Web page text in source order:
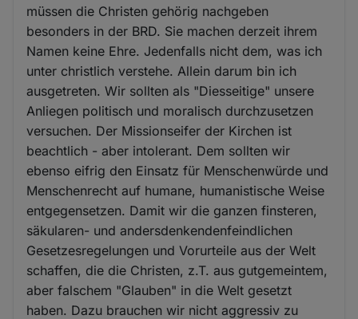
müssen die Christen gehörig nachgeben
besonders in der BRD. Sie machen derzeit ihrem
Namen keine Ehre. Jedenfalls nicht dem, was ich
unter christlich verstehe. Allein darum bin ich
ausgetreten. Wir sollten als "Diesseitige" unsere
Anliegen politisch und moralisch durchzusetzen
versuchen. Der Missionseifer der Kirchen ist
beachtlich - aber intolerant. Dem sollten wir
ebenso eifrig den Einsatz für Menschenwürde und
Menschenrecht auf humane, humanistische Weise
entgegensetzen. Damit wir die ganzen finsteren,
säkularen- und andersdenkendenfeindlichen
Gesetzesregelungen und Vorurteile aus der Welt
schaffen, die die Christen, z.T. aus gutgemeintem,
aber falschem "Glauben" in die Welt gesetzt
haben. Dazu brauchen wir nicht aggressiv zu